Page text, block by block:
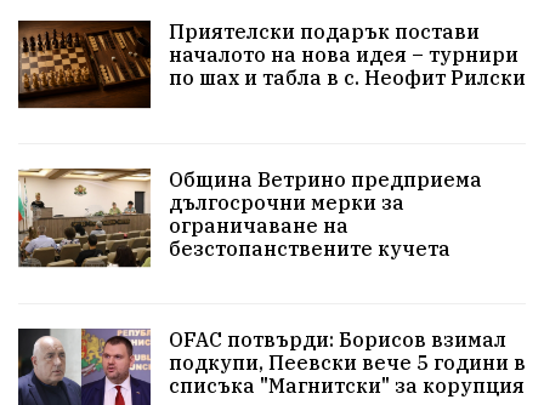
Здравословно Изкуство Заедно за България
Актуално Образователно
Красиво Ветрино защитниците
Детски лагер Вяра Евроатлантизъм
Народно читалище Изобразително изкуство
Приятелски подарък постави
началото на нова идея – турнири
по шах и табла в с. Неофит Рилски
Община Ветрино предприема
дългосрочни мерки за
ограничаване на
безстопанствените кучета
OFAC потвърди: Борисов взимал
подкупи, Пеевски вече 5 години в
списъка "Магнитски" за корупция